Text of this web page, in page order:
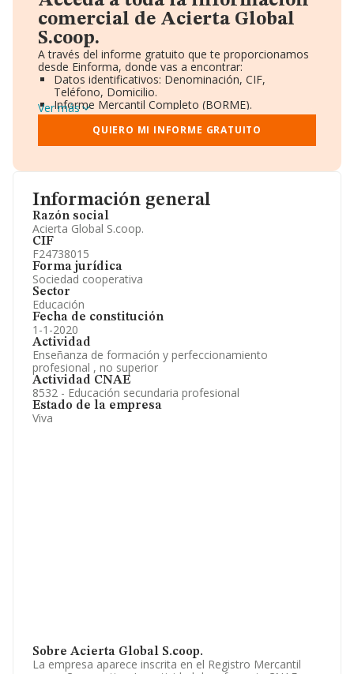
Información general
Razón social
Acierta Global S.coop.
CIF
F24738015
Forma jurídica
Sociedad cooperativa
Sector
Educación
Fecha de constitución
1-1-2020
Actividad
Enseñanza de formación y perfeccionamiento
profesional , no superior
Actividad CNAE
8532 - Educación secundaria profesional
Estado de la empresa
Viva
Sobre Acierta Global S.coop.
La empresa aparece inscrita en el Registro Mercantil
comercial de Acierta Global
S.coop.
A través del informe gratuito que te proporcionamos
desde Einforma, donde vas a encontrar:
Datos identificativos: Denominación, CIF,
Teléfono, Domicilio.
Informe Mercantil Completo (BORME).
Gráficos de Evolución Ventas y Empleados.
Consejo de Administración y Administradores.
Directivos y Ejecutivos.
Información oficial y registral complementaria.
Ver más
QUIERO MI INFORME GRATUITO